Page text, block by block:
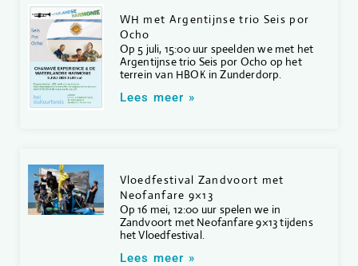
WH met Argentijnse trio Seis por
Ocho
Op 5 juli, 15:00 uur speelden we met het
Argentijnse trio Seis por Ocho op het
terrein van HBOK in Zunderdorp.
Lees meer »
Vloedfestival Zandvoort met
Neofanfare 9×13
Op 16 mei, 12:00 uur spelen we in
Zandvoort met Neofanfare 9×13 tijdens
het Vloedfestival.
Lees meer »